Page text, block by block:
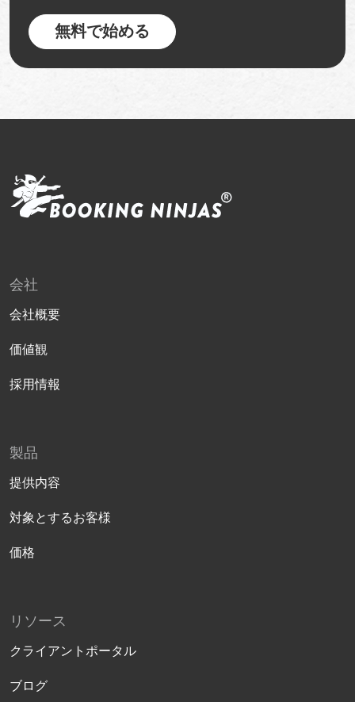
無料で始める
会社
会社概要
価値観
採用情報
製品
提供内容
対象とするお客様
価格
リソース
クライアントポータル
ブログ